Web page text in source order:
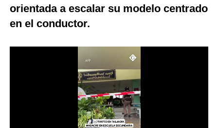
Mix
orientada a escalar su modelo centrado
en el conductor.